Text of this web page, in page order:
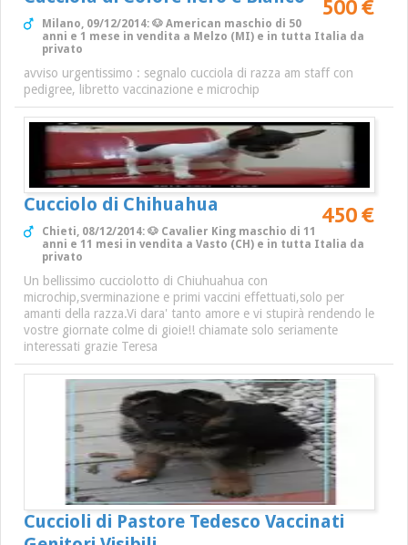
500 €
Milano, 09/12/2014: 🐶 American maschio di 50
anni e 1 mese in vendita a Melzo (MI) e in tutta Italia da
privato
avviso urgentissimo : segnalo cucciola di razza am staff con
pedigree, libretto vaccinazione e microchip
Cucciolo di Chihuahua 450 €
Chieti, 08/12/2014: 🐶 Cavalier King maschio di 11
anni e 11 mesi in vendita a Vasto (CH) e in tutta Italia da
privato
Un bellissimo cucciolotto di Chiuhuahua con
microchip,sverminazione e primi vaccini effettuati,solo per
amanti della razza.Vi dara' tanto amore e vi stupirà rendendo le
vostre giornate colme di gioie!! chiamate solo seriamente
interessati grazie Teresa
Cuccioli di Pastore Tedesco Vaccinati